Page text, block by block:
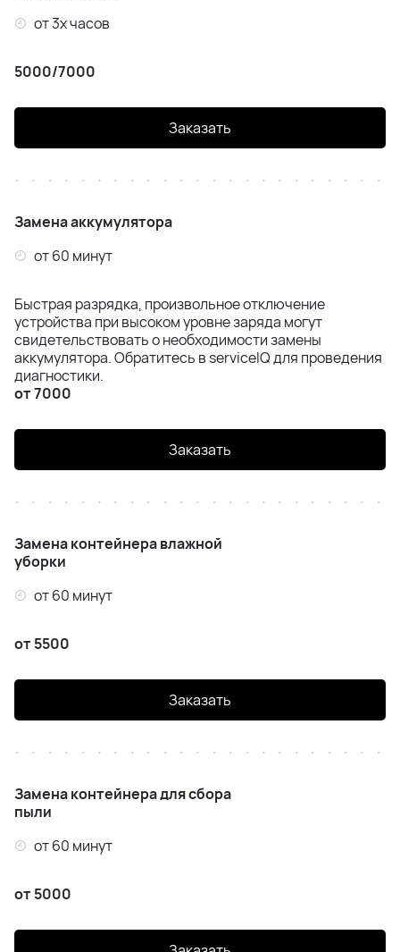
от 3х часов
5000/7000
Заказать
Замена аккумулятора
от 60 минут
Быстрая разрядка, произвольное отключение
устройства при высоком уровне заряда могут
свидетельствовать о необходимости замены
аккумулятора. Обратитесь в serviceIQ для проведения
диагностики.
от 7000
Заказать
Замена контейнера влажной
уборки
от 60 минут
от 5500
Заказать
Замена контейнера для сбора
пыли
от 60 минут
от 5000